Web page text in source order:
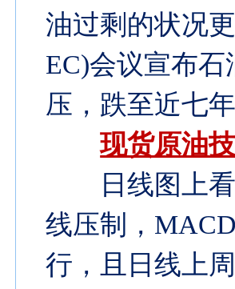
油过剩的状况
EC)会议宣布
压，跌至近七年
现货原油
日线图上
线压制，
行，且日线上